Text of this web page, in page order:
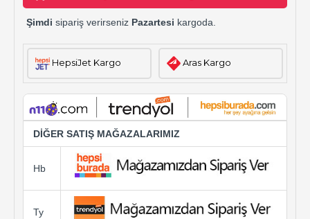
Şimdi sipariş verirseniz Pazartesi kargoda.
HepsiJet Kargo Aras Kargo
DİĞER SATIŞ MAĞAZALARIMIZ
Hb
Ty